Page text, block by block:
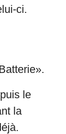
ci.
le
la